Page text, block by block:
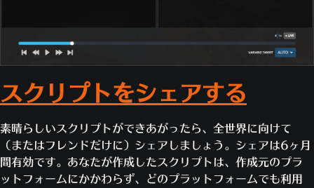
ー」を意味します。
最後に、アクションを追加します。アクショ
です。
今回は、ヒーローが地面にいると炎上す
るようにアクションを設定します。
アクションで [追加]
をクリックし
ます。
アクションのドロップダウンから
ン, リーパー]とは別の配列となるので注
たものを格納する場合があります。たと
えば、
うな配列も作れます。
入力が配列を必要としている時に与えら
れたのが単一の値である場合、入力はそ
の値が構成する要素1つしか入っていな
スクリプトをシェアする
素晴らしいスクリプトができあがったら、全世界に向けて
（またはフレンドだけに）シェアしましょう。シェアは6ヶ月
間有効です。あなたが作成したスクリプトは、作成元のプラ
ットフォームにかかわらず、どのプラットフォームでも利用